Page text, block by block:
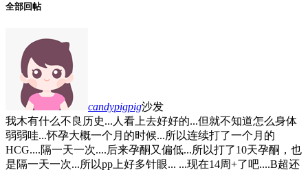
全部回帖
candypigpig沙发
我木有什么不良历史...人看上去好好的...但就不知道怎么身体
弱弱哇...怀孕大概一个月的时候...所以连续打了一个月的
HCG....隔一天一次....后来孕酮又偏低...所以打了10天孕酮，也
是隔一天一次...所以pp上好多针眼... ...现在14周+了吧....B超还